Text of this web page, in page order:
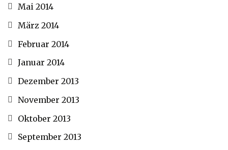
Mai 2014
März 2014
Februar 2014
Januar 2014
Dezember 2013
November 2013
Oktober 2013
September 2013